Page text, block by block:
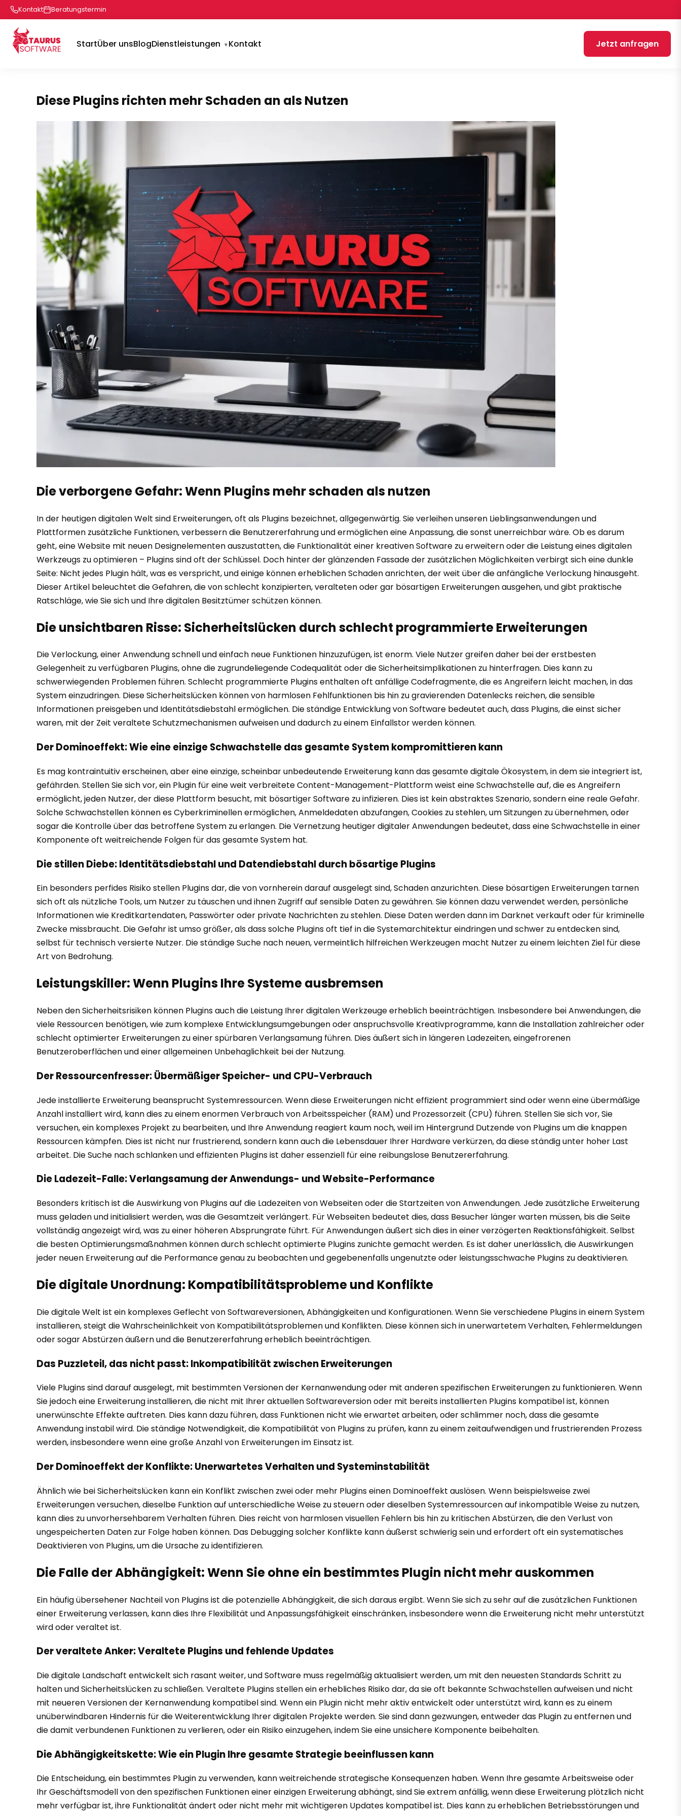
Kontakt Beratungstermin
StartÜber unsBlogDienstleistungen Kontakt Jetzt anfragen
Diese Plugins richten mehr Schaden an als Nutzen
Die verborgene Gefahr: Wenn Plugins mehr schaden als nutzen
In der heutigen digitalen Welt sind Erweiterungen, oft als Plugins bezeichnet, allgegenwärtig. Sie verleihen unseren Lieblingsanwendungen und
Plattformen zusätzliche Funktionen, verbessern die Benutzererfahrung und ermöglichen eine Anpassung, die sonst unerreichbar wäre. Ob es darum
geht, eine Website mit neuen Designelementen auszustatten, die Funktionalität einer kreativen Software zu erweitern oder die Leistung eines digitalen
Werkzeugs zu optimieren – Plugins sind oft der Schlüssel. Doch hinter der glänzenden Fassade der zusätzlichen Möglichkeiten verbirgt sich eine dunkle
Seite: Nicht jedes Plugin hält, was es verspricht, und einige können erheblichen Schaden anrichten, der weit über die anfängliche Verlockung hinausgeht.
Dieser Artikel beleuchtet die Gefahren, die von schlecht konzipierten, veralteten oder gar bösartigen Erweiterungen ausgehen, und gibt praktische
Ratschläge, wie Sie sich und Ihre digitalen Besitztümer schützen können.
Die unsichtbaren Risse: Sicherheitslücken durch schlecht programmierte Erweiterungen
Die Verlockung, einer Anwendung schnell und einfach neue Funktionen hinzuzufügen, ist enorm. Viele Nutzer greifen daher bei der erstbesten
Gelegenheit zu verfügbaren Plugins, ohne die zugrundeliegende Codequalität oder die Sicherheitsimplikationen zu hinterfragen. Dies kann zu
schwerwiegenden Problemen führen. Schlecht programmierte Plugins enthalten oft anfällige Codefragmente, die es Angreifern leicht machen, in das
System einzudringen. Diese Sicherheitslücken können von harmlosen Fehlfunktionen bis hin zu gravierenden Datenlecks reichen, die sensible
Informationen preisgeben und Identitätsdiebstahl ermöglichen. Die ständige Entwicklung von Software bedeutet auch, dass Plugins, die einst sicher
waren, mit der Zeit veraltete Schutzmechanismen aufweisen und dadurch zu einem Einfallstor werden können.
Der Dominoeffekt: Wie eine einzige Schwachstelle das gesamte System kompromittieren kann
Es mag kontraintuitiv erscheinen, aber eine einzige, scheinbar unbedeutende Erweiterung kann das gesamte digitale Ökosystem, in dem sie integriert ist,
gefährden. Stellen Sie sich vor, ein Plugin für eine weit verbreitete Content-Management-Plattform weist eine Schwachstelle auf, die es Angreifern
ermöglicht, jeden Nutzer, der diese Plattform besucht, mit bösartiger Software zu infizieren. Dies ist kein abstraktes Szenario, sondern eine reale Gefahr.
Solche Schwachstellen können es Cyberkriminellen ermöglichen, Anmeldedaten abzufangen, Cookies zu stehlen, um Sitzungen zu übernehmen, oder
sogar die Kontrolle über das betroffene System zu erlangen. Die Vernetzung heutiger digitaler Anwendungen bedeutet, dass eine Schwachstelle in einer
Komponente oft weitreichende Folgen für das gesamte System hat.
Die stillen Diebe: Identitätsdiebstahl und Datendiebstahl durch bösartige Plugins
Ein besonders perfides Risiko stellen Plugins dar, die von vornherein darauf ausgelegt sind, Schaden anzurichten. Diese bösartigen Erweiterungen tarnen
sich oft als nützliche Tools, um Nutzer zu täuschen und ihnen Zugriff auf sensible Daten zu gewähren. Sie können dazu verwendet werden, persönliche
Informationen wie Kreditkartendaten, Passwörter oder private Nachrichten zu stehlen. Diese Daten werden dann im Darknet verkauft oder für kriminelle
Zwecke missbraucht. Die Gefahr ist umso größer, als dass solche Plugins oft tief in die Systemarchitektur eindringen und schwer zu entdecken sind,
selbst für technisch versierte Nutzer. Die ständige Suche nach neuen, vermeintlich hilfreichen Werkzeugen macht Nutzer zu einem leichten Ziel für diese
Art von Bedrohung.
Leistungskiller: Wenn Plugins Ihre Systeme ausbremsen
Neben den Sicherheitsrisiken können Plugins auch die Leistung Ihrer digitalen Werkzeuge erheblich beeinträchtigen. Insbesondere bei Anwendungen, die
viele Ressourcen benötigen, wie zum komplexe Entwicklungsumgebungen oder anspruchsvolle Kreativprogramme, kann die Installation zahlreicher oder
schlecht optimierter Erweiterungen zu einer spürbaren Verlangsamung führen. Dies äußert sich in längeren Ladezeiten, eingefrorenen
Benutzeroberflächen und einer allgemeinen Unbehaglichkeit bei der Nutzung.
Der Ressourcenfresser: Übermäßiger Speicher- und CPU-Verbrauch
Jede installierte Erweiterung beansprucht Systemressourcen. Wenn diese Erweiterungen nicht effizient programmiert sind oder wenn eine übermäßige
Anzahl installiert wird, kann dies zu einem enormen Verbrauch von Arbeitsspeicher (RAM) und Prozessorzeit (CPU) führen. Stellen Sie sich vor, Sie
versuchen, ein komplexes Projekt zu bearbeiten, und Ihre Anwendung reagiert kaum noch, weil im Hintergrund Dutzende von Plugins um die knappen
Ressourcen kämpfen. Dies ist nicht nur frustrierend, sondern kann auch die Lebensdauer Ihrer Hardware verkürzen, da diese ständig unter hoher Last
arbeitet. Die Suche nach schlanken und effizienten Plugins ist daher essenziell für eine reibungslose Benutzererfahrung.
Die Ladezeit-Falle: Verlangsamung der Anwendungs- und Website-Performance
Besonders kritisch ist die Auswirkung von Plugins auf die Ladezeiten von Webseiten oder die Startzeiten von Anwendungen. Jede zusätzliche Erweiterung
muss geladen und initialisiert werden, was die Gesamtzeit verlängert. Für Webseiten bedeutet dies, dass Besucher länger warten müssen, bis die Seite
vollständig angezeigt wird, was zu einer höheren Absprungrate führt. Für Anwendungen äußert sich dies in einer verzögerten Reaktionsfähigkeit. Selbst
die besten Optimierungsmaßnahmen können durch schlecht optimierte Plugins zunichte gemacht werden. Es ist daher unerlässlich, die Auswirkungen
jeder neuen Erweiterung auf die Performance genau zu beobachten und gegebenenfalls ungenutzte oder leistungsschwache Plugins zu deaktivieren.
Die digitale Unordnung: Kompatibilitätsprobleme und Konflikte
Die digitale Welt ist ein komplexes Geflecht von Softwareversionen, Abhängigkeiten und Konfigurationen. Wenn Sie verschiedene Plugins in einem System
installieren, steigt die Wahrscheinlichkeit von Kompatibilitätsproblemen und Konflikten. Diese können sich in unerwartetem Verhalten, Fehlermeldungen
oder sogar Abstürzen äußern und die Benutzererfahrung erheblich beeinträchtigen.
Das Puzzleteil, das nicht passt: Inkompatibilität zwischen Erweiterungen
Viele Plugins sind darauf ausgelegt, mit bestimmten Versionen der Kernanwendung oder mit anderen spezifischen Erweiterungen zu funktionieren. Wenn
Sie jedoch eine Erweiterung installieren, die nicht mit Ihrer aktuellen Softwareversion oder mit bereits installierten Plugins kompatibel ist, können
unerwünschte Effekte auftreten. Dies kann dazu führen, dass Funktionen nicht wie erwartet arbeiten, oder schlimmer noch, dass die gesamte
Anwendung instabil wird. Die ständige Notwendigkeit, die Kompatibilität von Plugins zu prüfen, kann zu einem zeitaufwendigen und frustrierenden Prozess
werden, insbesondere wenn eine große Anzahl von Erweiterungen im Einsatz ist.
Der Dominoeffekt der Konflikte: Unerwartetes Verhalten und Systeminstabilität
Ähnlich wie bei Sicherheitslücken kann ein Konflikt zwischen zwei oder mehr Plugins einen Dominoeffekt auslösen. Wenn beispielsweise zwei
Erweiterungen versuchen, dieselbe Funktion auf unterschiedliche Weise zu steuern oder dieselben Systemressourcen auf inkompatible Weise zu nutzen,
kann dies zu unvorhersehbarem Verhalten führen. Dies reicht von harmlosen visuellen Fehlern bis hin zu kritischen Abstürzen, die den Verlust von
ungespeicherten Daten zur Folge haben können. Das Debugging solcher Konflikte kann äußerst schwierig sein und erfordert oft ein systematisches
Deaktivieren von Plugins, um die Ursache zu identifizieren.
Die Falle der Abhängigkeit: Wenn Sie ohne ein bestimmtes Plugin nicht mehr auskommen
Ein häufig übersehener Nachteil von Plugins ist die potenzielle Abhängigkeit, die sich daraus ergibt. Wenn Sie sich zu sehr auf die zusätzlichen Funktionen
einer Erweiterung verlassen, kann dies Ihre Flexibilität und Anpassungsfähigkeit einschränken, insbesondere wenn die Erweiterung nicht mehr unterstützt
wird oder veraltet ist.
Der veraltete Anker: Veraltete Plugins und fehlende Updates
Die digitale Landschaft entwickelt sich rasant weiter, und Software muss regelmäßig aktualisiert werden, um mit den neuesten Standards Schritt zu
halten und Sicherheitslücken zu schließen. Veraltete Plugins stellen ein erhebliches Risiko dar, da sie oft bekannte Schwachstellen aufweisen und nicht
mit neueren Versionen der Kernanwendung kompatibel sind. Wenn ein Plugin nicht mehr aktiv entwickelt oder unterstützt wird, kann es zu einem
unüberwindbaren Hindernis für die Weiterentwicklung Ihrer digitalen Projekte werden. Sie sind dann gezwungen, entweder das Plugin zu entfernen und
die damit verbundenen Funktionen zu verlieren, oder ein Risiko einzugehen, indem Sie eine unsichere Komponente beibehalten.
Die Abhängigkeitskette: Wie ein Plugin Ihre gesamte Strategie beeinflussen kann
Die Entscheidung, ein bestimmtes Plugin zu verwenden, kann weitreichende strategische Konsequenzen haben. Wenn Ihre gesamte Arbeitsweise oder
Ihr Geschäftsmodell von den spezifischen Funktionen einer einzigen Erweiterung abhängt, sind Sie extrem anfällig, wenn diese Erweiterung plötzlich nicht
mehr verfügbar ist, ihre Funktionalität ändert oder nicht mehr mit wichtigeren Updates kompatibel ist. Dies kann zu erheblichen Betriebsstörungen und